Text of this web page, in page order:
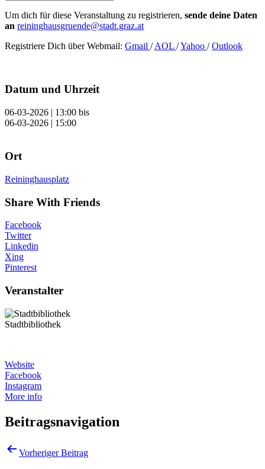
Um dich für diese Veranstaltung zu registrieren, sende deine Daten
an reininghausgruende@stadt.graz.at
Registriere Dich über Webmail: Gmail /AOL /Yahoo /Outlook
Datum und Uhrzeit
06-03-2026 | 13:00 bis
06-03-2026 | 15:00
Ort
Reininghausplatz
Share With Friends
Facebook
Twitter
Linkedin
Xing
Pinterest
Veranstalter
Stadtbibliothek
Website
Facebook
Instagram
More info
Beitragsnavigation
Vorheriger Beitrag